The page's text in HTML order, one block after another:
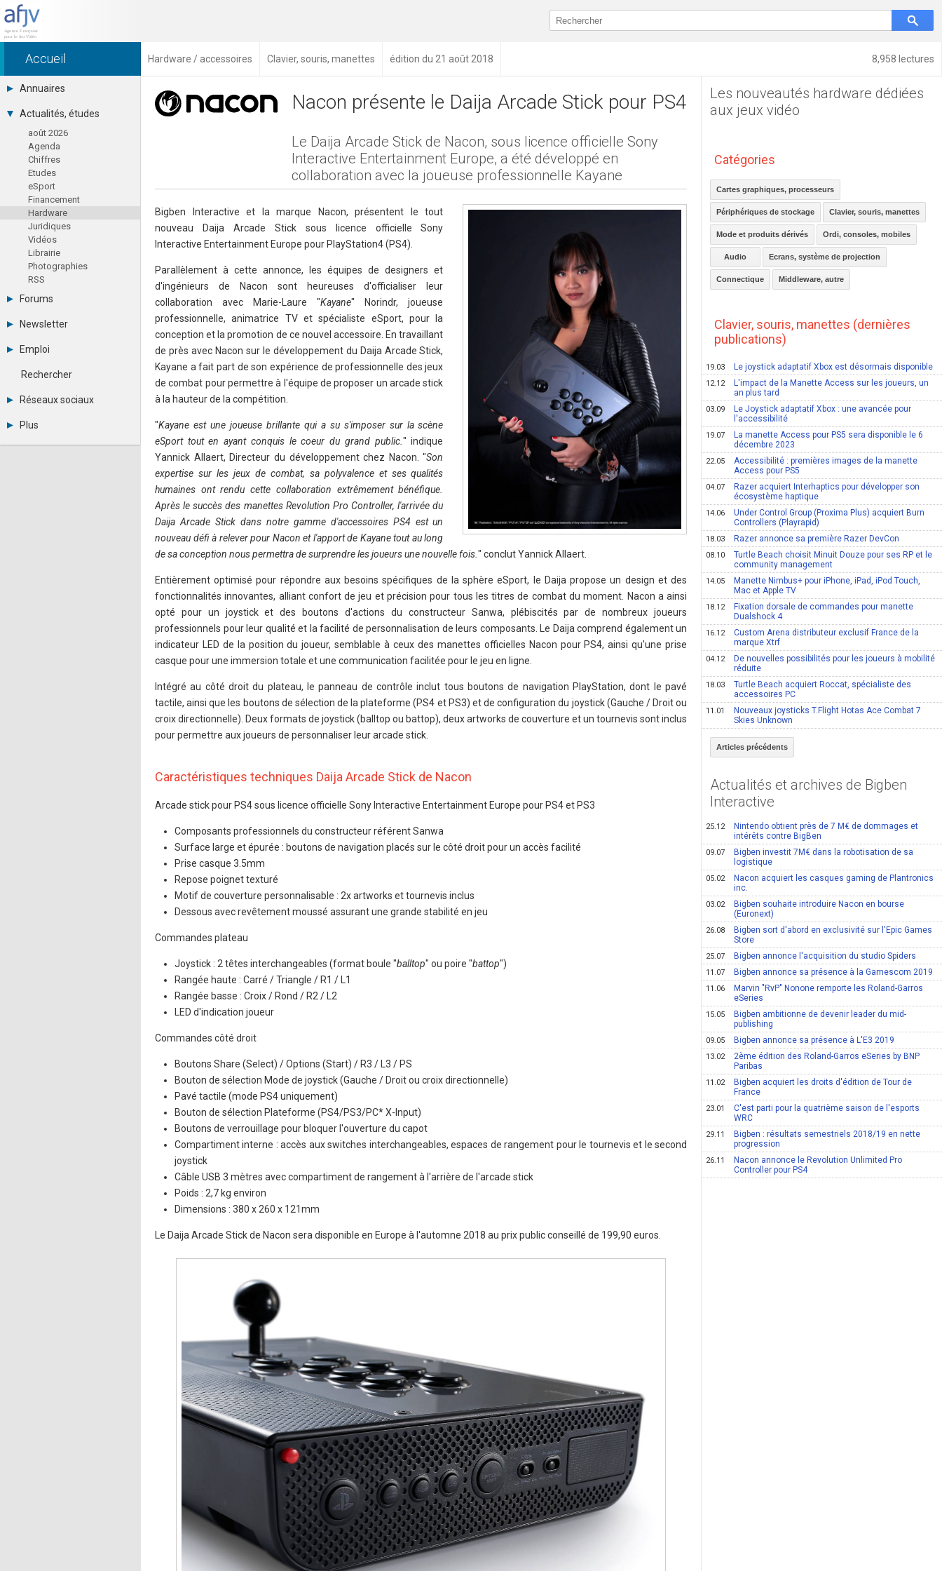
8,958 lectures
Accueil Hardware / accessoires Clavier, souris, manettes édition du 21 août 2018
Annuaires
Toutes les sociétés (691)
Studios (418)
Editeurs (49)
Distributeurs (16)
Hard. / Accessoires (10)
Middlewares (15)
Prestataires (99)
Assoc. / Syndicats (21)
Formations / Ecoles (46)
Presse spécialisée (17)
Actualités, études
août 2026
Agenda
Chiffres
Etudes
eSport
Financement
Hardware
Juridiques
Vidéos
Librairie
Photographies
RSS
Forums
Tous les forums
Se connecter
Messages privés
Contacter un modérateur
Newsletter
Archives
Abonnement
Emploi
Consulter les annonces
Observatoire de l'emploi
Rechercher
Réseaux sociaux
LinkedIn
Plus
Annonceurs
Nacon présente le Daija Arcade Stick pour PS4
Le Daija Arcade Stick de Nacon, sous licence officielle Sony
Interactive Entertainment Europe, a été développé en
collaboration avec la joueuse professionnelle Kayane
Bigben Interactive et la marque Nacon, présentent le tout
nouveau Daija Arcade Stick sous licence officielle Sony
Interactive Entertainment Europe pour PlayStation4 (PS4).
Parallèlement à cette annonce, les équipes de designers et
d'ingénieurs de Nacon sont heureuses d'officialiser leur
collaboration avec Marie-Laure "Kayane" Norindr, joueuse
professionnelle, animatrice TV et spécialiste eSport, pour la
conception et la promotion de ce nouvel accessoire. En travaillant
de près avec Nacon sur le développement du Daija Arcade Stick,
Kayane a fait part de son expérience de professionnelle des jeux
de combat pour permettre à l'équipe de proposer un arcade stick
à la hauteur de la compétition.
"Kayane est une joueuse brillante qui a su s'imposer sur la scène
eSport tout en ayant conquis le coeur du grand public. " indique
Yannick Allaert, Directeur du développement chez Nacon. "Son
expertise sur les jeux de combat, sa polyvalence et ses qualités
humaines ont rendu cette collaboration extrêmement bénéfique.
Après le succès des manettes Revolution Pro Controller, l'arrivée du
Daija Arcade Stick dans notre gamme d'accessoires PS4 est un
nouveau défi à relever pour Nacon et l'apport de Kayane tout au long
de sa conception nous permettra de surprendre les joueurs une nouvelle fois. " conclut Yannick Allaert.
Entièrement optimisé pour répondre aux besoins spécifiques de la sphère eSport, le Daija propose un design et des
fonctionnalités innovantes, alliant confort de jeu et précision pour tous les titres de combat du moment. Nacon a ainsi
opté pour un joystick et des boutons d'actions du constructeur Sanwa, plébiscités par de nombreux joueurs
professionnels pour leur qualité et la facilité de personnalisation de leurs composants. Le Daija comprend également un
indicateur LED de la position du joueur, semblable à ceux des manettes officielles Nacon pour PS4, ainsi qu'une prise
casque pour une immersion totale et une communication facilitée pour le jeu en ligne.
Intégré au côté droit du plateau, le panneau de contrôle inclut tous boutons de navigation PlayStation, dont le pavé
tactile, ainsi que les boutons de sélection de la plateforme (PS4 et PS3) et de configuration du joystick (Gauche / Droit ou
croix directionnelle). Deux formats de joystick (balltop ou battop), deux artworks de couverture et un tournevis sont inclus
pour permettre aux joueurs de personnaliser leur arcade stick.
Caractéristiques techniques Daija Arcade Stick de Nacon
Arcade stick pour PS4 sous licence officielle Sony Interactive Entertainment Europe pour PS4 et PS3
Composants professionnels du constructeur référent Sanwa
Surface large et épurée : boutons de navigation placés sur le côté droit pour un accès facilité
Prise casque 3.5mm
Repose poignet texturé
Motif de couverture personnalisable : 2x artworks et tournevis inclus
Dessous avec revêtement moussé assurant une grande stabilité en jeu
Commandes plateau
Joystick : 2 têtes interchangeables (format boule "balltop" ou poire "battop")
Rangée haute : Carré / Triangle / R1 / L1
Rangée basse : Croix / Rond / R2 / L2
LED d'indication joueur
Commandes côté droit
Boutons Share (Select) / Options (Start) / R3 / L3 / PS
Bouton de sélection Mode de joystick (Gauche / Droit ou croix directionnelle)
Pavé tactile (mode PS4 uniquement)
Bouton de sélection Plateforme (PS4/PS3/PC* X-Input)
Boutons de verrouillage pour bloquer l'ouverture du capot
Compartiment interne : accès aux switches interchangeables, espaces de rangement pour le tournevis et le second
joystick
Câble USB 3 mètres avec compartiment de rangement à l'arrière de l'arcade stick
Poids : 2,7 kg environ
Dimensions : 380 x 260 x 121mm
Le Daija Arcade Stick de Nacon sera disponible en Europe à l'automne 2018 au prix public conseillé de 199,90 euros.
Les nouveautés hardware dédiées
aux jeux vidéo
Catégories
Cartes graphiques, processeurs
Périphériques de stockage Clavier, souris, manettes
Mode et produits dérivés Ordi, consoles, mobiles
Audio Ecrans, système de projection
Connectique Middleware, autre
Clavier, souris, manettes (dernières
publications)
19.03 Le joystick adaptatif Xbox est désormais disponible
12.12
L'impact de la Manette Access sur les joueurs, un
an plus tard
03.09
Le Joystick adaptatif Xbox : une avancée pour
l'accessibilité
19.07
La manette Access pour PS5 sera disponible le 6
décembre 2023
22.05
Accessibilité : premières images de la manette
Access pour PS5
04.07
Razer acquiert Interhaptics pour développer son
écosystème haptique
14.06
Under Control Group (Proxima Plus) acquiert Burn
Controllers (Playrapid)
18.03 Razer annonce sa première Razer DevCon
08.10
Turtle Beach choisit Minuit Douze pour ses RP et le
community management
14.05
Manette Nimbus+ pour iPhone, iPad, iPod Touch,
Mac et Apple TV
18.12
Fixation dorsale de commandes pour manette
Dualshock 4
16.12
Custom Arena distributeur exclusif France de la
marque Xtrf
04.12
De nouvelles possibilités pour les joueurs à mobilité
réduite
18.03
Turtle Beach acquiert Roccat, spécialiste des
accessoires PC
11.01
Nouveaux joysticks T.Flight Hotas Ace Combat 7
Skies Unknown
Articles précédents
Actualités et archives de Bigben
Interactive
25.12
Nintendo obtient près de 7 M€ de dommages et
intérêts contre BigBen
09.07
Bigben investit 7M€ dans la robotisation de sa
logistique
05.02
Nacon acquiert les casques gaming de Plantronics
inc.
03.02
Bigben souhaite introduire Nacon en bourse
(Euronext)
26.08
Bigben sort d'abord en exclusivité sur l'Epic Games
Store
25.07 Bigben annonce l'acquisition du studio Spiders
11.07 Bigben annonce sa présence à la Gamescom 2019
11.06
Marvin "RvP" Nonone remporte les Roland-Garros
eSeries
15.05
Bigben ambitionne de devenir leader du mid-
publishing
09.05 Bigben annonce sa présence à L'E3 2019
13.02
2ème édition des Roland-Garros eSeries by BNP
Paribas
11.02
Bigben acquiert les droits d'édition de Tour de
France
23.01
C'est parti pour la quatrième saison de l'esports
WRC
29.11
Bigben : résultats semestriels 2018/19 en nette
progression
26.11
Nacon annonce le Revolution Unlimited Pro
Controller pour PS4